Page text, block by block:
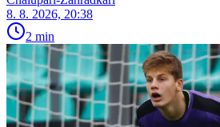
8. 8. 2026, 20:38
2 min